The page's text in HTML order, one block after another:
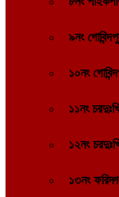
৯নং
১০নং
১১নং
১২নং
১৩নং